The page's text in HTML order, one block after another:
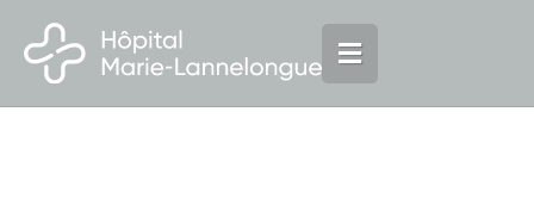
principal
au
contenu